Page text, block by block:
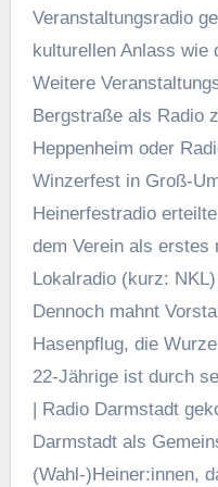
Veranstaltungsradio
kulturellen Anlass wie
Weitere
Bergstraße als Radio
Heppenheim oder
Winzerfest in Groß-
Heinerfestradio
dem Verein als erstes
Lokalradio (kurz:
Dennoch mahnt
Hasenpflug, die
22-Jährige ist durch
| Radio Darmstadt
Darmstadt als
(Wahl-)Heiner:innen,